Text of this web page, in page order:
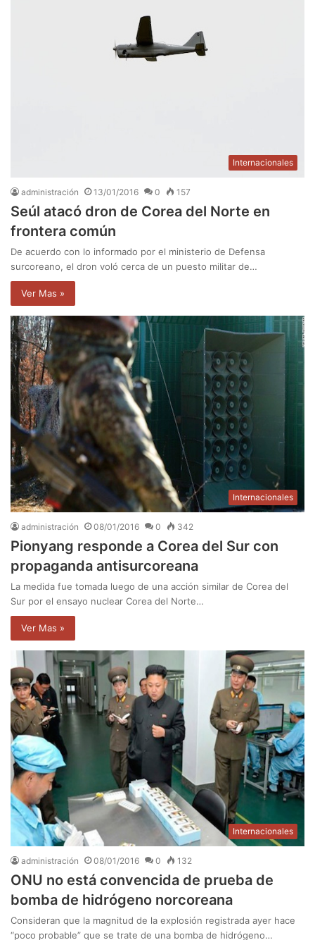
Internacionales
administración 13/01/2016 0 157
Seúl atacó dron de Corea del Norte en
frontera común
De acuerdo con lo informado por el ministerio de Defensa
surcoreano, el dron voló cerca de un puesto militar de…
Ver Mas »
Internacionales
administración 08/01/2016 0 342
Pionyang responde a Corea del Sur con
propaganda antisurcoreana
La medida fue tomada luego de una acción similar de Corea del
Sur por el ensayo nuclear Corea del Norte…
Ver Mas »
Internacionales
administración 08/01/2016 0 132
ONU no está convencida de prueba de
bomba de hidrógeno norcoreana
Consideran que la magnitud de la explosión registrada ayer hace
“poco probable” que se trate de una bomba de hidrógeno…